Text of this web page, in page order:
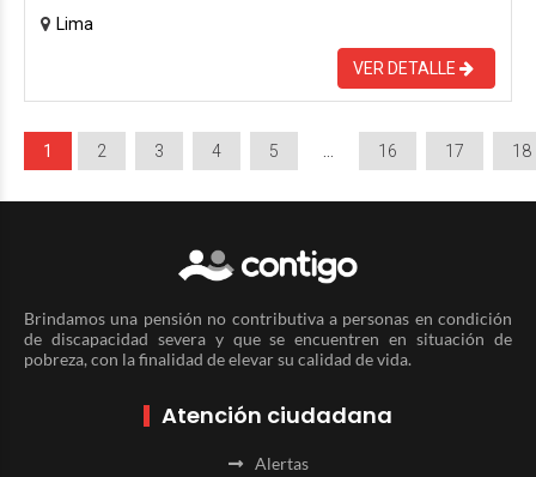
Lima
VER DETALLE
1 2 3 4 5 16 17 18
Brindamos una pensión no contributiva a personas en condición
de discapacidad severa y que se encuentren en situación de
pobreza, con la finalidad de elevar su calidad de vida.
Atención ciudadana
Alertas